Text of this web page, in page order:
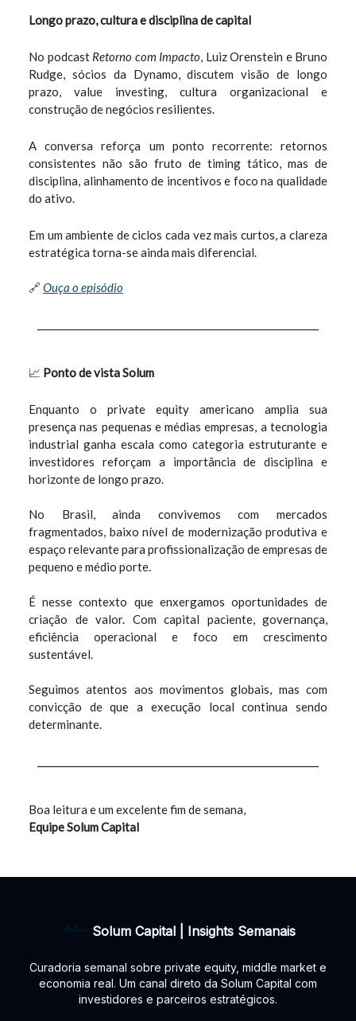
Longo prazo, cultura e disciplina de capital
No podcast Retorno com Impacto, Luiz Orenstein e Bruno
Rudge, sócios da Dynamo, discutem visão de longo
prazo, value investing, cultura organizacional e
construção de negócios resilientes.
A conversa reforça um ponto recorrente: retornos
consistentes não são fruto de timing tático, mas de
disciplina, alinhamento de incentivos e foco na qualidade
do ativo.
Em um ambiente de ciclos cada vez mais curtos, a clareza
estratégica torna-se ainda mais diferencial.
🔗 Ouça o episódio
📈 Ponto de vista Solum
Enquanto o private equity americano amplia sua
presença nas pequenas e médias empresas, a tecnologia
industrial ganha escala como categoria estruturante e
investidores reforçam a importância de disciplina e
horizonte de longo prazo.
No Brasil, ainda convivemos com mercados
fragmentados, baixo nível de modernização produtiva e
espaço relevante para profissionalização de empresas de
pequeno e médio porte.
É nesse contexto que enxergamos oportunidades de
criação de valor. Com capital paciente, governança,
eficiência operacional e foco em crescimento
sustentável.
Seguimos atentos aos movimentos globais, mas com
convicção de que a execução local continua sendo
determinante.
Boa leitura e um excelente fim de semana,
Equipe Solum Capital
Solum Capital | Insights Semanais
Curadoria semanal sobre private equity, middle market e
economia real. Um canal direto da Solum Capital com
investidores e parceiros estratégicos.